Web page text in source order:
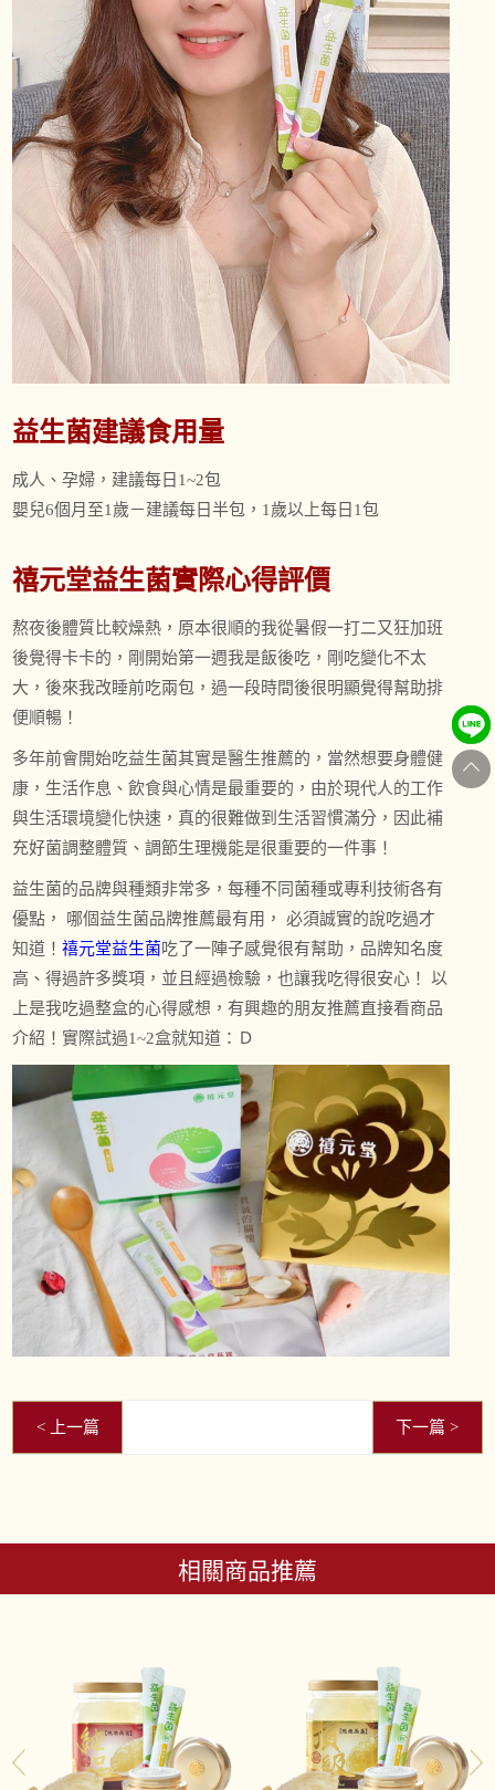
益生菌建議食用量
成人、孕婦，建議每日1~2包
嬰兒6個月至1歲－建議每日半包，1歲以上每日1包
禧元堂益生菌實際心得評價
熬夜後體質比較燥熱，原本很順的我從暑假一打二又狂加班
後覺得卡卡的，剛開始第一週我是飯後吃，剛吃變化不太
大，後來我改睡前吃兩包，過一段時間後很明顯覺得幫助排
便順暢！
多年前會開始吃益生菌其實是醫生推薦的，當然想要身體健
康，生活作息、飲食與心情是最重要的，由於現代人的工作
與生活環境變化快速，真的很難做到生活習慣滿分，因此補
充好菌調整體質、調節生理機能是很重要的一件事！
益生菌的品牌與種類非常多，每種不同菌種或專利技術各有
優點， 哪個益生菌品牌推薦最有用， 必須誠實的說吃過才
知道！禧元堂益生菌吃了一陣子感覺很有幫助，品牌知名度
高、得過許多獎項，並且經過檢驗，也讓我吃得很安心！ 以
上是我吃過整盒的心得感想，有興趣的朋友推薦直接看商品
介紹！實際試過1~2盒就知道：Ｄ
相關商品推薦